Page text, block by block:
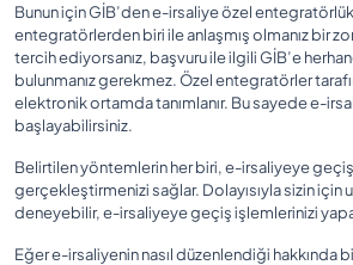
Bunun için GİB’den e-irsaliye özel entegratörlük
entegratörlerden biri ile anlaşmış olmanız bir
tercih ediyorsanız, başvuru ile ilgili GİB’e
bulunmanız gerekmez. Özel entegratörler
elektronik ortamda tanımlanır. Bu sayede e-
başlayabilirsiniz.
Belirtilen yöntemlerin her biri, e-irsaliyeye
gerçekleştirmenizi sağlar. Dolayısıyla sizin için
deneyebilir, e-irsaliyeye geçiş işlemlerinizi
Eğer e-irsaliyenin nasıl düzenlendiği hakkında